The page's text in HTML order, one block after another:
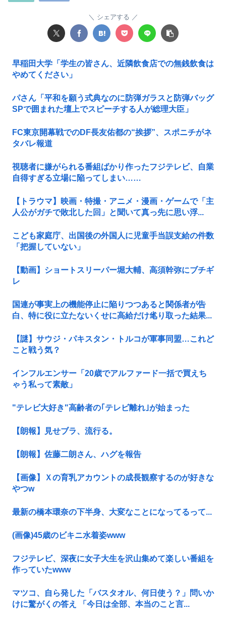
シェアする
早稲田大学「学生の皆さん、近隣飲食店での無銭飲食は
やめてください」
パさん「平和を願う式典なのに防弾ガラスと防弾バッグ
SPで囲まれた壇上でスピーチする人が総理大臣」
FC東京開幕戦でのDF長友佑都の“挨拶”、スポニチがネ
タバレ報道
視聴者に嫌がられる番組ばかり作ったフジテレビ、自業
自得すぎる立場に陥ってしまい……
【トラウマ】映画・特撮・アニメ・漫画・ゲームで「主
人公がガチで敗北した回」と聞いて真っ先に思い浮...
こども家庭庁、出国後の外国人に児童手当誤支給の件数
「把握していない」
【動画】ショートスリーパー堀大輔、高須幹弥にブチギ
レ
国連が事実上の機能停止に陥りつつあると関係者が告
白、特に役に立たないくせに高給だけ毟り取った結果...
【謎】サウジ・パキスタン・トルコが軍事同盟…これど
こと戦う気？
インフルエンサー「20歳でアルファード一括で買えち
ゃう私って素敵」
"テレビ大好き"高齢者の｢テレビ離れ｣が始まった
【朗報】見せブラ、流行る。
【朗報】佐藤二朗さん、ハグを報告
【画像】Ｘの育乳アカウントの成長観察するのが好きな
やつw
最新の橋本環奈の下半身、大変なことになってるって...
(画像)45歳のビキニ水着姿www
フジテレビ、深夜に女子大生を沢山集めて楽しい番組を
作っていたwww
マツコ、自ら発した「バスタオル、何日使う？」問いか
けに驚がくの答え 「今日は全部、本当のこと言...